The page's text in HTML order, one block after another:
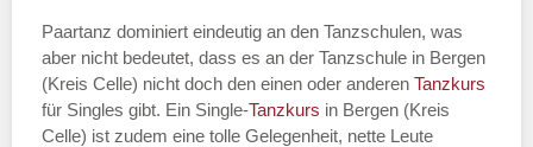
Paartanz dominiert eindeutig an den Tanzschulen, was
aber nicht bedeutet, dass es an der Tanzschule in Bergen
(Kreis Celle) nicht doch den einen oder anderen Tanzkurs
für Singles gibt. Ein Single-Tanzkurs in Bergen (Kreis
Celle) ist zudem eine tolle Gelegenheit, nette Leute